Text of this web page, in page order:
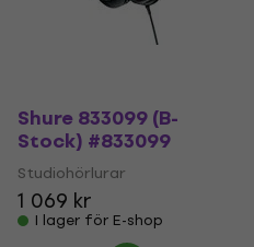
Shure 833099 (B-
Stock) #833099
Studiohörlurar
1 069 kr
I lager för E-shop